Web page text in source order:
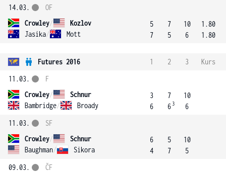
14.03.
Crowley/
Kozlov
Jasika/ Mott
OF
5
7
7
5
10
6
1.80
1.80
Futures 2016 1 2 3
Kurs
11.03.
Crowley/
Schnur
Bambridge/ Broady
F
3
6
7
6 3
10
6
11.03.
Crowley/
Schnur
Baughman/ Sikora
SF
6
4
5
7
10
5
09.03.
ČF